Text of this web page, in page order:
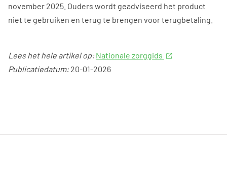
november 2025. Ouders wordt geadviseerd het product
niet te gebruiken en terug te brengen voor terugbetaling.
Lees het hele artikel op: Nationale zorggids
Publicatiedatum:20-01-2026